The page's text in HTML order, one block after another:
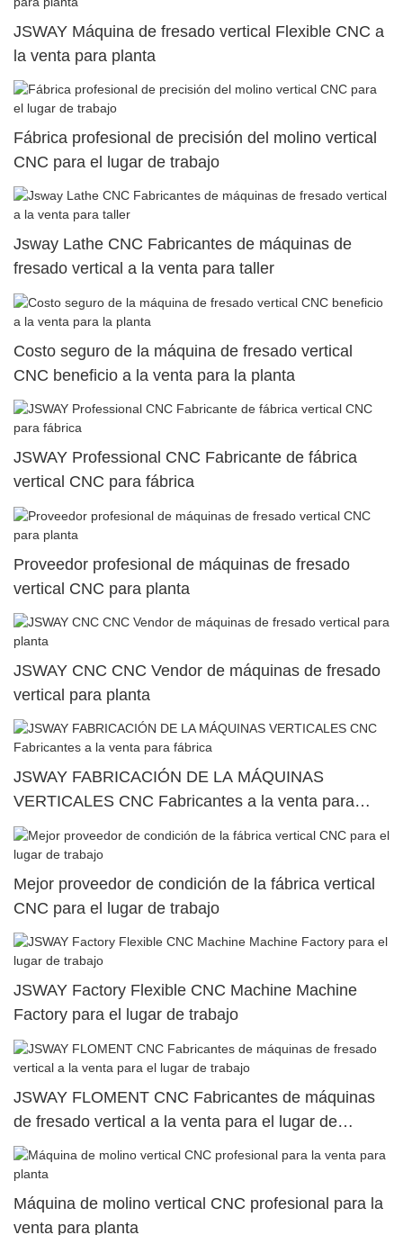
JSWAY Máquina de fresado vertical Flexible CNC a
la venta para planta
Fábrica profesional de precisión del molino vertical
CNC para el lugar de trabajo
Jsway Lathe CNC Fabricantes de máquinas de
fresado vertical a la venta para taller
Costo seguro de la máquina de fresado vertical
CNC beneficio a la venta para la planta
JSWAY Professional CNC Fabricante de fábrica
vertical CNC para fábrica
Proveedor profesional de máquinas de fresado
vertical CNC para planta
JSWAY CNC CNC Vendor de máquinas de fresado
vertical para planta
JSWAY FABRICACIÓN DE LA MÁQUINAS
VERTICALES CNC Fabricantes a la venta para
fábrica
Mejor proveedor de condición de la fábrica vertical
CNC para el lugar de trabajo
JSWAY Factory Flexible CNC Machine Machine
Factory para el lugar de trabajo
JSWAY FLOMENT CNC Fabricantes de máquinas
de fresado vertical a la venta para el lugar de
trabajo
Máquina de molino vertical CNC profesional para la
venta para planta